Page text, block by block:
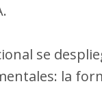
se
la